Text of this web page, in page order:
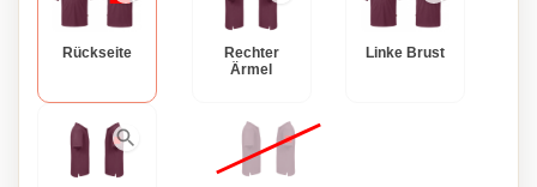
Rückseite
Rechter
Ärmel
Linke Brust